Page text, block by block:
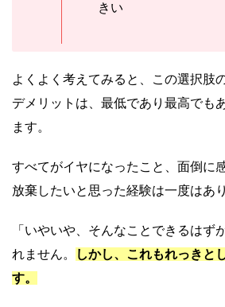
きい
よくよく考えてみると、この選択肢
デメリットは、最低であり最高でも
ます。
すべてがイヤになったこと、面倒に
放棄したいと思った経験は一度はあ
「いやいや、そんなことできるはず
れません。
しかし、これもれっきと
す。